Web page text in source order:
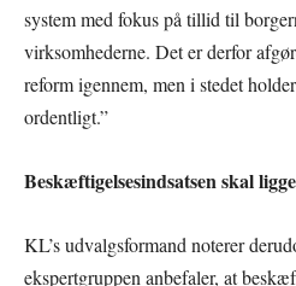
system med fokus på tillid til
virksomhederne. Det er derfor
reform igennem, men i stedet
ordentligt.”
Beskæftigelsesindsatsen skal
KL’s udvalgsformand noterer
ekspertgruppen anbefaler, at